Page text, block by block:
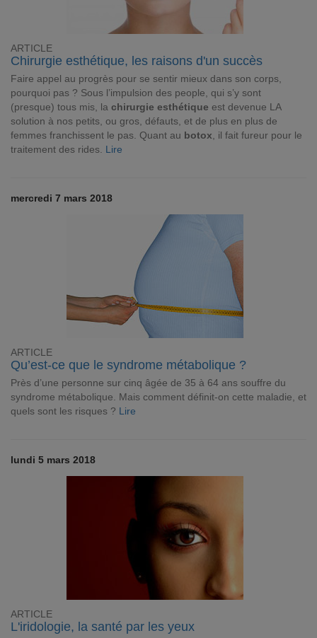
ARTICLE
Chirurgie esthétique, les raisons d'un succès
Faire appel au progrès pour se sentir mieux dans son corps,
pourquoi pas ? Sous l’impulsion des people, qui s’y sont
(presque) tous mis, la chirurgie esthétique est devenue LA
solution à nos petits, ou gros, défauts, et de plus en plus de
femmes franchissent le pas. Quant au botox , il fait fureur pour le
traitement des rides. Lire
mercredi 7 mars 2018
ARTICLE
Qu’est-ce que le syndrome métabolique ?
Près d’une personne sur cinq âgée de 35 à 64 ans souffre du
syndrome métabolique. Mais comment définit-on cette maladie, et
quels sont les risques ? Lire
lundi 5 mars 2018
ARTICLE
L'iridologie, la santé par les yeux